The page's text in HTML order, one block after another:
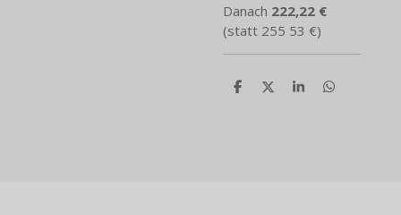
Danach 222,22 €
(statt 255 53 €)
T
T
T
T